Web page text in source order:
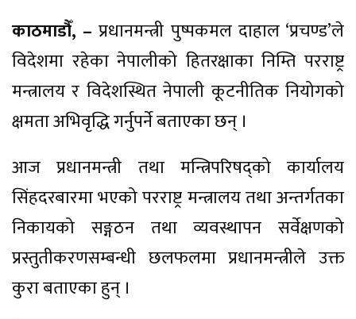
काठमाडौँ, – प्रधानमन्त्री पुष्पकमल दाहाल ‘प्रचण्ड’ले
विदेशमा रहेका नेपालीको हितरक्षाका निम्ति परराष्ट्र
मन्त्रालय र विदेशस्थित नेपाली कूटनीतिक नियोगको
क्षमता अभिवृद्धि गर्नुपर्ने बताएका छन् ।
आज प्रधानमन्त्री तथा मन्त्रिपरिषद्को कार्यालय
सिंहदरबारमा भएको परराष्ट्र मन्त्रालय तथा अन्तर्गतका
निकायको सङ्गठन तथा व्यवस्थापन सर्वेक्षणको
प्रस्तुतीकरणसम्बन्धी छलफलमा प्रधानमन्त्रीले उक्त
कुरा बताएका हुन् ।